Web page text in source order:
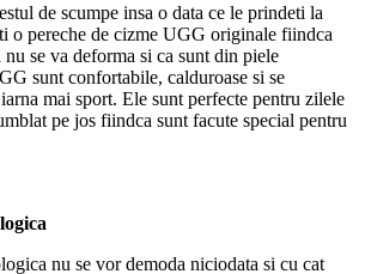
de scumpe insa o data ce le prindeti la
o pereche de cizme UGG originale fiindca
se va deforma si ca sunt din piele
sunt confortabile, calduroase si se
mai sport. Ele sunt perfecte pentru zilele
pe jos fiindca sunt facute special pentru
nu se vor demoda niciodata si cu cat